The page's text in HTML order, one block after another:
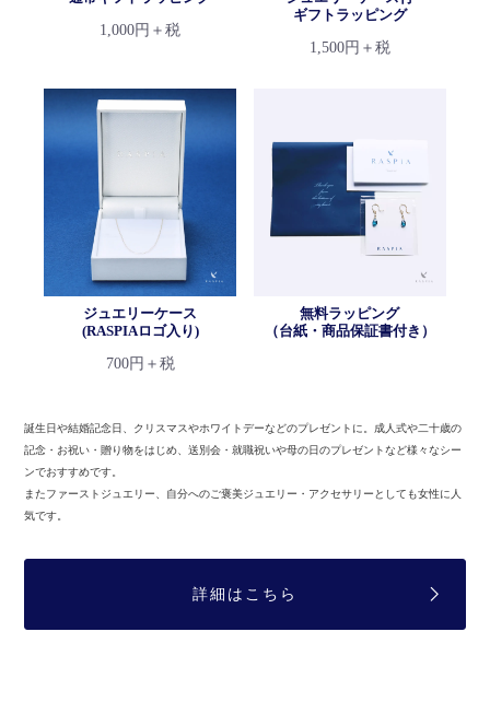
1,000円＋税
ギフトラッピング
1,500円＋税
ジュエリーケース
(RASPIAロゴ入り)
700円＋税
無料ラッピング
（台紙・商品保証書付き）
誕生日や結婚記念日、クリスマスやホワイトデーなどのプレゼントに。 成人式や二十歳の
記念・お祝い・贈り物をはじめ、送別会・就職祝いや母の日のプレゼントなど様々なシー
ンでおすすめです。
またファーストジュエリー、自分へのご褒美ジュエリー・アクセサリーとしても女性に人
気です。
詳細はこちら